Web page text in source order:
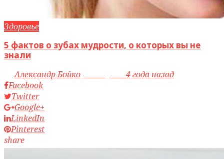
Здоровье
5 фактов о зубах мудрости, о которых вы не
знали
byАлександр Бойко
4 года назад
Facebook
Twitter
Google+
LinkedIn
Pinterest
share